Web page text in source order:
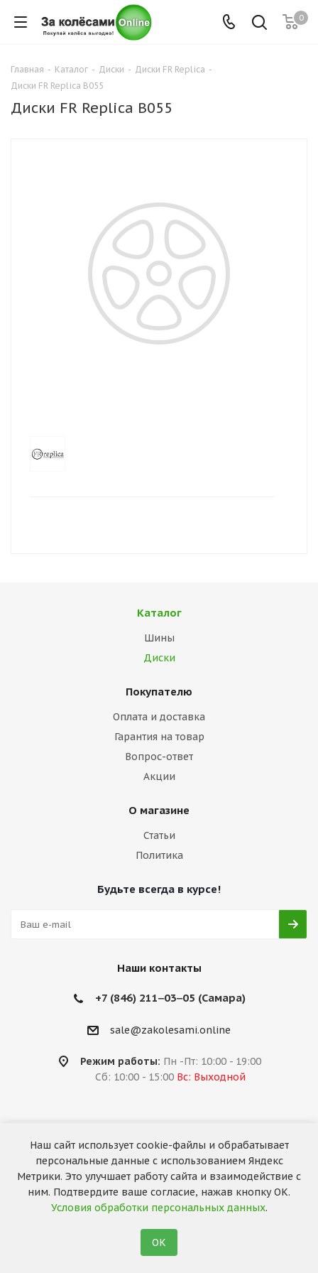
0
Главная - Каталог - Диски - Диски FR Replica -
Диски FR Replica B055
Диски FR Replica B055
Каталог
Шины
Диски
Покупателю
Оплата и доставка
Гарантия на товар
Вопрос-ответ
Акции
О магазине
Статьи
Политика
Будьте всегда в курсе!
Наши контакты
+7 (846) 211‒03‒05 (Самара)
sale@zakolesami.online
Режим работы: Пн -Пт: 10:00 - 19:00
Сб: 10:00 - 15:00 Вс: Выходной
2026 © «За колёсами.Online»
Запуск сайта —RuMaster
Наш сайт использует cookie-файлы и обрабатывает
персональные данные с использованием Яндекс
Метрики. Это улучшает работу сайта и взаимодействие с
ним. Подтвердите ваше согласие, нажав кнопку ОК.
Условия обработки персональных данных.
ОК